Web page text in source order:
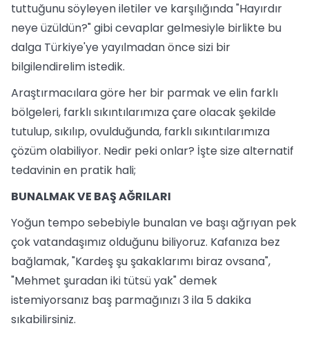
tuttuğunu söyleyen iletiler ve karşılığında "Hayırdır
neye üzüldün?" gibi cevaplar gelmesiyle birlikte bu
dalga Türkiye'ye yayılmadan önce sizi bir
bilgilendirelim istedik.
Araştırmacılara göre her bir parmak ve elin farklı
bölgeleri, farklı sıkıntılarımıza çare olacak şekilde
tutulup, sıkılıp, ovulduğunda, farklı sıkıntılarımıza
çözüm olabiliyor. Nedir peki onlar? İşte size alternatif
tedavinin en pratik hali;
BUNALMAK VE BAŞ AĞRILARI
Yoğun tempo sebebiyle bunalan ve başı ağrıyan pek
çok vatandaşımız olduğunu biliyoruz. Kafanıza bez
bağlamak, "Kardeş şu şakaklarımı biraz ovsana",
"Mehmet şuradan iki tütsü yak" demek
istemiyorsanız baş parmağınızı 3 ila 5 dakika
sıkabilirsiniz.